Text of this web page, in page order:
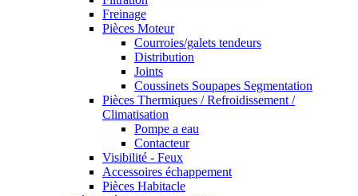
Freinage
Pièces Moteur
Courroies/galets tendeurs
Distribution
Joints
Coussinets Soupapes Segmentation
Pièces Thermiques / Refroidissement /
Climatisation
Pompe a eau
Contacteur
Visibilité - Feux
Accessoires échappement
Pièces Habitacle